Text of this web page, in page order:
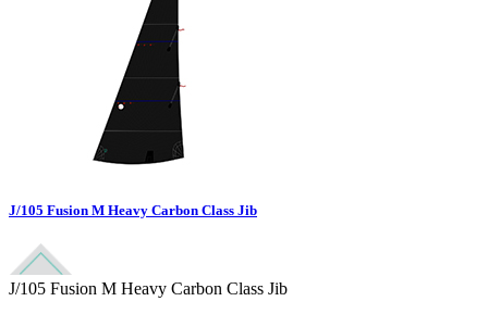
J/105 Fusion M Heavy Carbon Class Jib
J/105 Fusion M Heavy Carbon Class Jib